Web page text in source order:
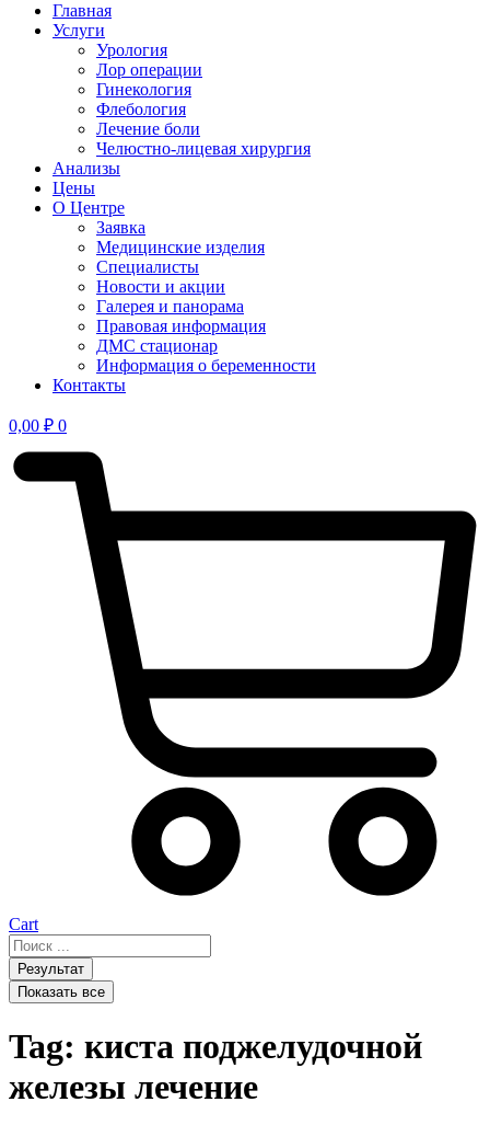
Главная
Услуги
Урология
Лор операции
Гинекология
Флебология
Лечение боли
Челюстно-лицевая хирургия
Анализы
Цены
О Центре
Заявка
Медицинские изделия
Специалисты
Новости и акции
Галерея и панорама
Правовая информация
ДМС стационар
Информация о беременности
Контакты
0,00 ₽ 0
Cart
Search
...Результат
Показать все
Tag: киста поджелудочной
железы лечение